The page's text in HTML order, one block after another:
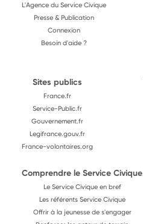
L'Agence du Service Civique
Presse & Publication
Connexion
Besoin d'aide ?
Sites publics
France.fr
Service-Public.fr
Gouvernement.fr
Legifrance.gouv.fr
France-volontaires.org
Comprendre le Service Civique
Le Service Civique en bref
Les référents Service Civique
Offrir à la jeunesse de s'engager